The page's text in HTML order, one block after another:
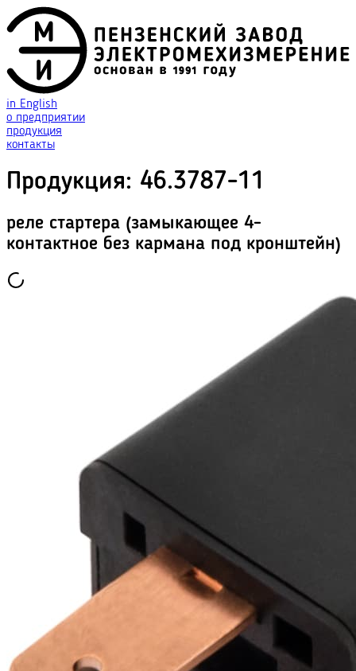
in English
о предприятии
продукция
контакты
Продукция: 46.3787-11
реле стартера (замыкающее 4-
контактное без кармана под кронштейн)